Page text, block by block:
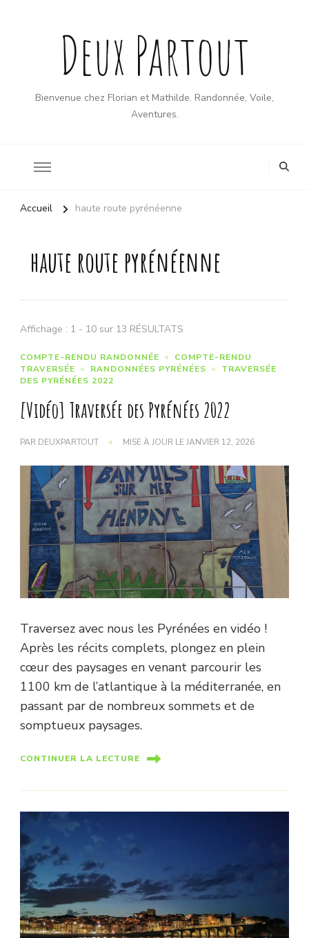
Deux Partout
Bienvenue chez Florian et Mathilde. Randonnée, Voile,
Aventures.
Accueil haute route pyrénéenne
haute route pyrénéenne
Affichage : 1 - 10 sur 13 RÉSULTATS
COMPTE-RENDU RANDONNÉE
COMPTE-RENDU
TRAVERSÉE
RANDONNÉES PYRÉNÉES
TRAVERSÉE
DES PYRÉNÉES 2022
[Vidéo] Traversée des Pyrénées 2022
PAR DEUXPARTOUT MISE À JOUR LEJANVIER 12, 2026
Traversez avec nous les Pyrénées en vidéo !
Après les récits complets, plongez en plein
cœur des paysages en venant parcourir les
1100 km de l’atlantique à la méditerranée, en
passant par de nombreux sommets et de
somptueux paysages.
CONTINUER LA LECTURE